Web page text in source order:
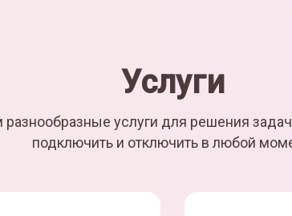
Услуги
услуги для решения
подключить и отключить в любой